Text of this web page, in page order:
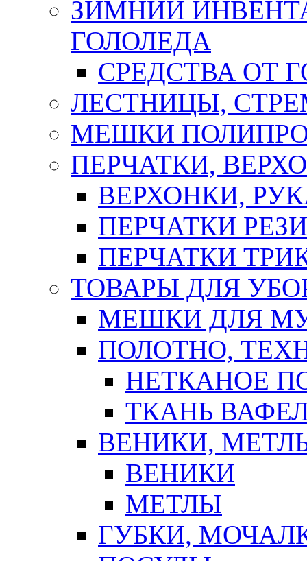
ЗИМНИЙ
ГОЛОЛЕДА
СРЕДСТВА ОТ
ЛЕСТНИЦЫ,
МЕШКИ
ПЕРЧАТКИ,
ВЕРХОНКИ,
ПЕРЧАТКИ
ПЕРЧАТКИ
ТОВАРЫ ДЛЯ
МЕШКИ ДЛЯ
ПОЛОТНО,
НЕТКАНОЕ
ТКАНЬ
ВЕНИКИ,
ВЕНИКИ
МЕТЛЫ
ГУБКИ,